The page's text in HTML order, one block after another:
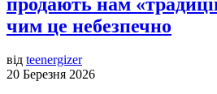
чим це небезпечно
від teenergizer
20 Березня 2026